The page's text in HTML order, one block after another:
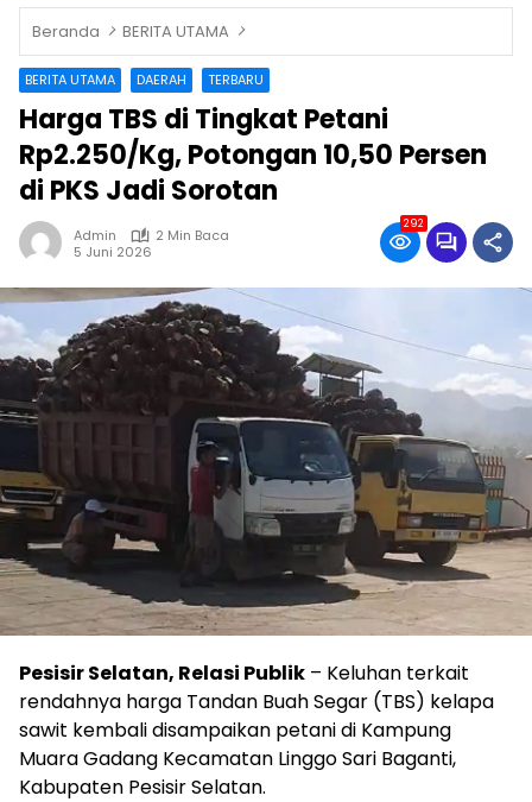
Beranda BERITA UTAMA
BERITA UTAMA DAERAH TERBARU
Harga TBS di Tingkat Petani
Rp2.250/Kg, Potongan 10,50 Persen
di PKS Jadi Sorotan
Admin
2 Min Baca
5 Juni 2026
292
Pesisir Selatan, Relasi Publik – Keluhan terkait
rendahnya harga Tandan Buah Segar (TBS) kelapa
sawit kembali disampaikan petani di Kampung
Muara Gadang Kecamatan Linggo Sari Baganti,
Kabupaten Pesisir Selatan.